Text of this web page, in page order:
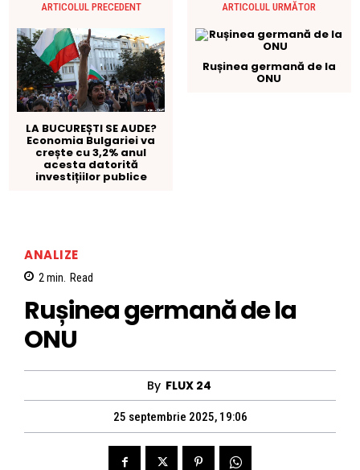
ARTICOLUL PRECEDENT
LA BUCUREȘTI SE AUDE?
Economia Bulgariei va
crește cu 3,2% anul
acesta datorită
investițiilor publice
ARTICOLUL URMĂTOR
Rușinea germană de la
ONU